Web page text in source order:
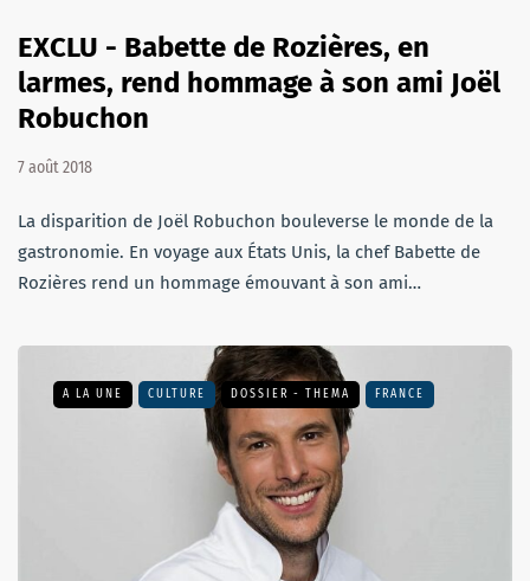
EXCLU - Babette de Rozières, en
larmes, rend hommage à son ami Joël
Robuchon
7 août 2018
La disparition de Joël Robuchon bouleverse le monde de la
gastronomie. En voyage aux États Unis, la chef Babette de
Rozières rend un hommage émouvant à son ami…
A LA UNE CULTURE DOSSIER - THEMA FRANCE